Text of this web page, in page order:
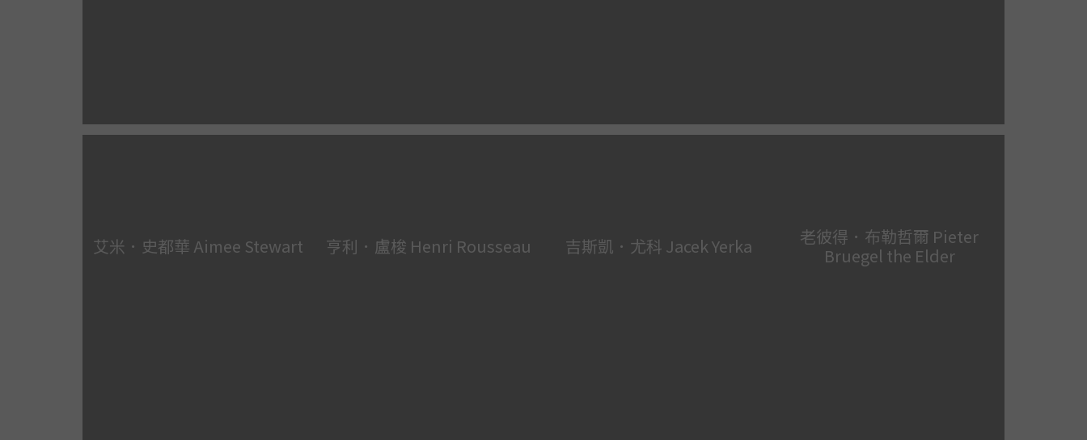
艾米．史都華 Aimee Stewart 亨利．盧梭 Henri Rousseau 吉斯凱．尤科 Jacek Yerka
老彼得．布勒哲爾 Pieter
Bruegel the Elder